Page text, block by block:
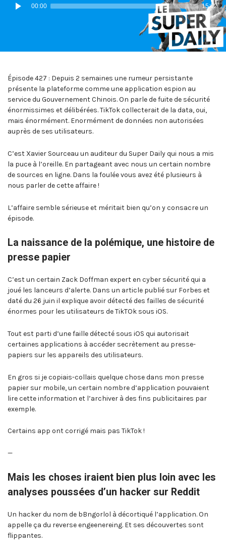
audio
00:00 15:02
Épisode 427 : Depuis 2 semaines une rumeur persistante
présente la plateforme comme une application espion au
service du Gouvernement Chinois. On parle de fuite de sécurité
énormissimes et délibérées. TikTok collecterait de la data, oui,
mais énormément. Enormément de données non autorisées
auprès de ses utilisateurs.
C’est Xavier Sourceau un auditeur du Super Daily qui nous a mis
la puce à l’oreille. En partageant avec nous un certain nombre
de sources en ligne. Dans la foulée vous avez été plusieurs à
nous parler de cette affaire !
L’affaire semble sérieuse et méritait bien qu’on y consacre un
épisode.
La naissance de la polémique, une histoire de
presse papier
C’est un certain Zack Doffman expert en cyber sécurité qui a
joué les lanceurs d’alerte. Dans un article publié sur Forbes et
daté du 26 juin il explique avoir détecté des failles de sécurité
énormes pour les utilisateurs de TikTOk sous iOS.
Tout est parti d’une faille détecté sous iOS qui autorisait
certaines applications à accéder secrètement au presse-
papiers sur les appareils des utilisateurs.
En gros si je copiais-collais quelque chose dans mon presse
papier sur mobile, un certain nombre d’application pouvaient
lire cette information et l’archiver à des fins publicitaires par
exemple.
Certains app ont corrigé mais pas TikTok !
—
Mais les choses iraient bien plus loin avec les
analyses poussées d’un hacker sur Reddit
Un hacker du nom de bBngorlol à décortiqué l’application. On
appelle ça du reverse engeenereing. Et ses découvertes sont
flippantes.